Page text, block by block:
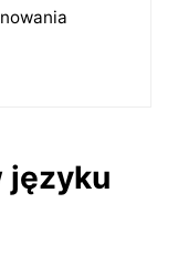
języku